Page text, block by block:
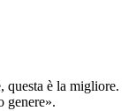
questa è la migliore.
genere».